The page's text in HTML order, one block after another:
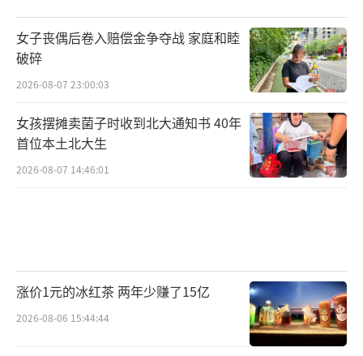
女子丧偶后卷入赔偿金争夺战 家庭和睦
破碎
2026-08-07 23:00:03
女孩摆摊卖菌子时收到北大通知书 40年
首位本土北大生
2026-08-07 14:46:01
涨价1元的冰红茶 两年少赚了15亿
2026-08-06 15:44:44